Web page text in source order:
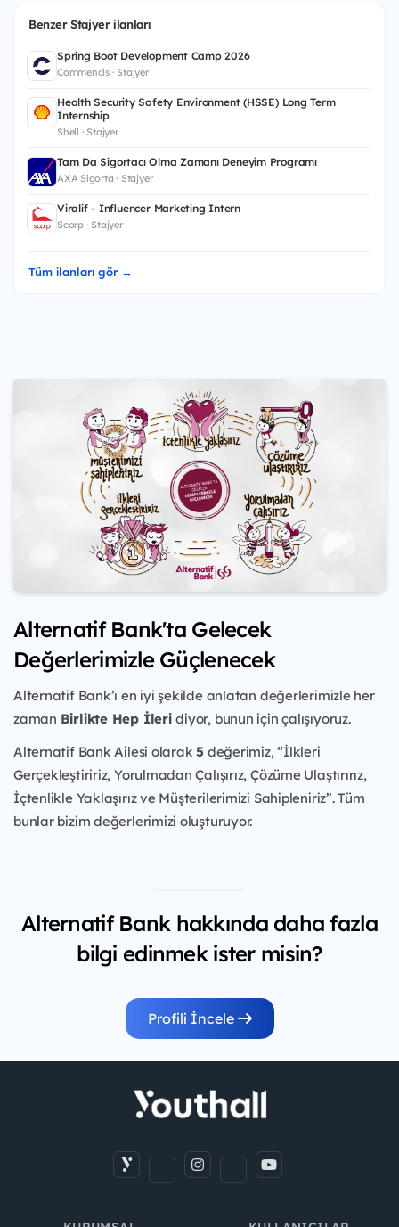
Benzer Stajyer ilanları
Spring Boot Development Camp 2026
Commencis · Stajyer
Health Security Safety Environment (HSSE) Long Term
Internship
Shell · Stajyer
Tam Da Sigortacı Olma Zamanı Deneyim Programı
AXA Sigorta · Stajyer
Viralif - Influencer Marketing Intern
Scorp · Stajyer
Tüm ilanları gör →
Alternatif Bank'ta Gelecek
Değerlerimizle Güçlenecek
Alternatif Bank’ı en iyi şekilde anlatan değerlerimizle her
zaman Birlikte Hep İleridiyor, bunun için çalışıyoruz.
Alternatif Bank Ailesi olarak5 değerimiz, “İlkleri
Gerçekleştiririz, Yorulmadan Çalışırız, Çözüme Ulaştırırız,
İçtenlikle Yaklaşırız ve Müşterilerimizi Sahipleniriz”. Tüm
bunlar bizim değerlerimizi oluşturuyor.
Alternatif Bank hakkında daha fazla
bilgi edinmek ister misin?
Profili İncele